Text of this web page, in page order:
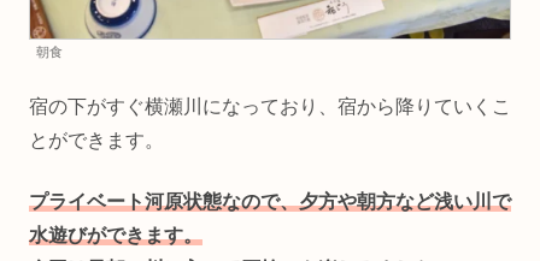
朝食
宿の下がすぐ横瀬川になっており、宿から降りていくこ
とができます。
プライベート河原状態なので、夕方や朝方など浅い川で
水遊びができます。